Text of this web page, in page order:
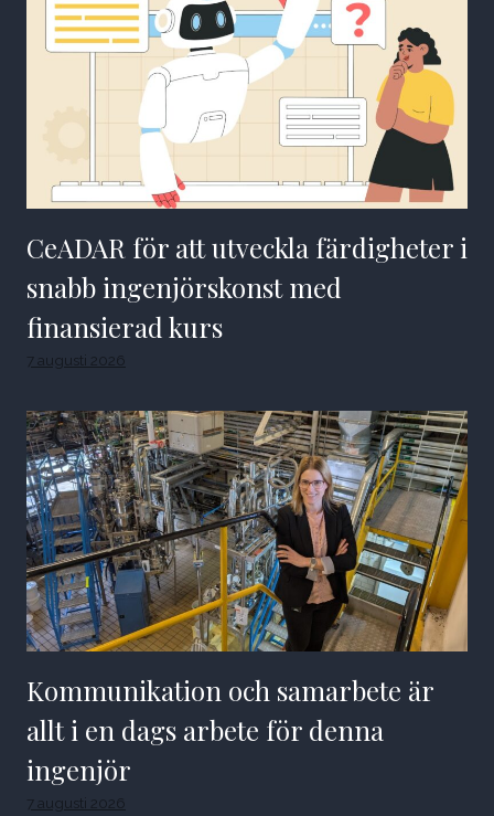
CeADAR för att utveckla färdigheter i
snabb ingenjörskonst med
finansierad kurs
7 augusti 2026
Kommunikation och samarbete är
allt i en dags arbete för denna
ingenjör
7 augusti 2026